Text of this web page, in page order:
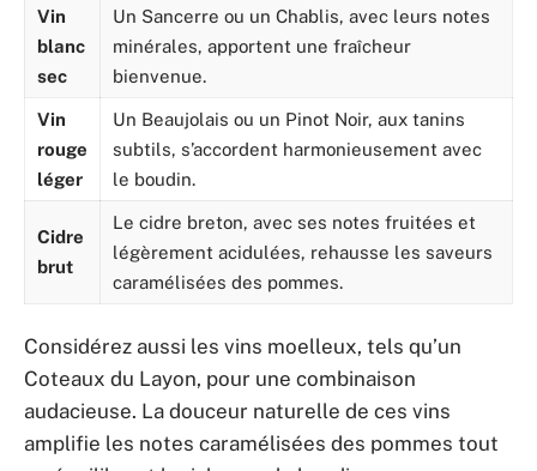
Vin
blanc
sec
Un Sancerre ou un Chablis, avec leurs notes
minérales, apportent une fraîcheur
bienvenue.
Vin
rouge
léger
Un Beaujolais ou un Pinot Noir, aux tanins
subtils, s’accordent harmonieusement avec
le boudin.
Cidre
brut
Le cidre breton, avec ses notes fruitées et
légèrement acidulées, rehausse les saveurs
caramélisées des pommes.
Considérez aussi les vins moelleux, tels qu’un
Coteaux du Layon, pour une combinaison
audacieuse. La douceur naturelle de ces vins
amplifie les notes caramélisées des pommes tout